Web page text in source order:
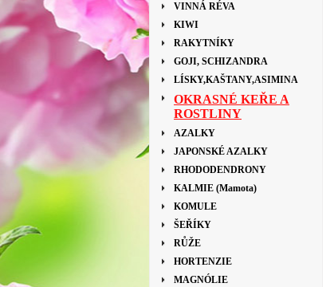
VINNÁ RÉVA
KIWI
RAKYTNÍKY
GOJI, SCHIZANDRA
LÍSKY,KAŠTANY,ASIMINA
OKRASNÉ KEŘE A
ROSTLINY
AZALKY
JAPONSKÉ AZALKY
RHODODENDRONY
KALMIE (Mamota)
KOMULE
ŠEŘÍKY
RŮŽE
HORTENZIE
MAGNÓLIE